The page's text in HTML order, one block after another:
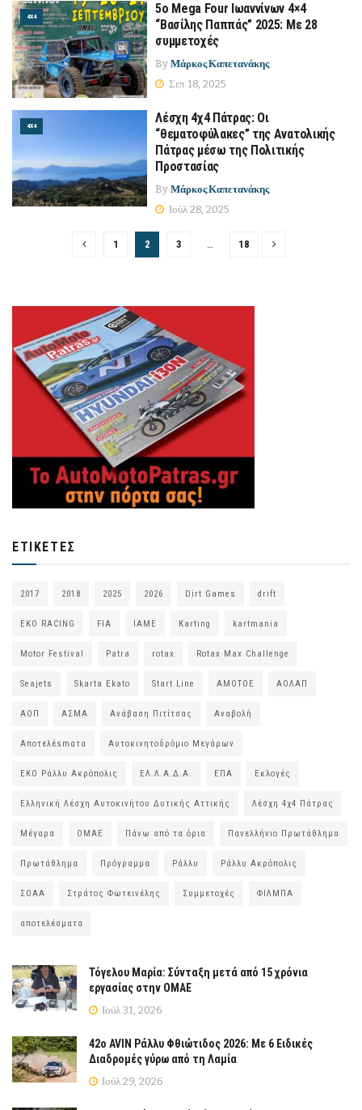
4Χ4
5ο Mega Four Ιωαννίνων 4×4
“Βασίλης Παππάς” 2025: Με 28
συμμετοχές
By Μάρκος Καπετανάκης
Σεπ 18, 2025
4Χ4
Λέσχη 4χ4 Πάτρας: Οι
“θεματοφύλακες” της Ανατολικής
Πάτρας μέσω της Πολιτικής
Προστασίας
By Μάρκος Καπετανάκης
Ιούλ 28, 2025
1 2 3 18
ΕΤΙΚΈΤΕΣ
2017 2018 2025 2026 Dirt Games drift
EKO RACING FIA IAME Karting kartmania
Motor Festival Patra rotax Rotax Max Challenge
Seajets Skarta Ekato Start Line ΑΜΟΤΟΕ ΑΟΛΑΠ
ΑΟΠ ΑΣΜΑ Ανάβαση Πιτίτσας Αναβολή
Αποτελέsmατα Αυτοκινητοδρόμιο Μεγάρων
ΕΚΟ Ράλλυ Ακρόπολις ΕΛ.Λ.Α.Δ.Α. ΕΠΑ Εκλογές
Ελληνική Λέσχη Αυτοκινήτου Δυτικής Αττικής Λέσχη 4χ4 Πάτρας
Μέγαρα ΟΜΑΕ Πάνω από τα όρια Πανελλήνιο Πρωτάθλημα
Πρωτάθλημα Πρόγραμμα Ράλλυ Ράλλυ Ακρόπολις
ΣΟΑΑ Στράτος Φωτεινέλης Συμμετοχές ΦΙΛΜΠΑ
αποτελέσματα
Τόγελου Μαρία: Σύνταξη μετά από 15 χρόνια
εργασίας στην ΟΜΑΕ
Ιούλ 31, 2026
42ο AVIN Ράλλυ Φθιώτιδος 2026: Με 6 Ειδικές
Διαδρομές γύρω από τη Λαμία
Ιούλ 29, 2026